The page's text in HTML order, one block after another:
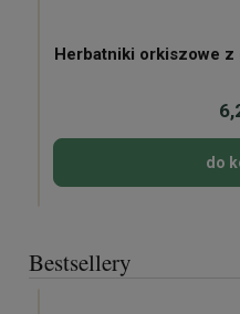
Herbatniki orkiszowe
do
Bestsellery